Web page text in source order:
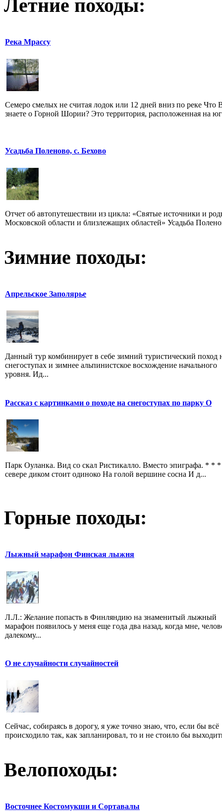
Летние походы:
Река Мрассу
Семеро смелых не считая лодок или 12 дней вниз по реке Что
знаете о Горной Шории? Это территория, расположенная на
Усадьба Поленово, с. Бехово
Отчет об автопутешествии из цикла: «Святые источники и
Московской области и близлежащих областей» Усадьба
Зимние походы:
Апрельское Заполярье
Данный тур комбинирует в себе зимний туристический поход
снегоступах и зимнее альпинистское восхождение начального
уровня. Ид...
Рассказ с картинками о походе на снегоступах по парку О
Парк Оуланка. Вид со скал Ристикалло. Вместо эпиграфа. * *
севере диком стоит одиноко На голой вершине сосна И д...
Горные походы:
Лыжный марафон Финская лыжня
Л.Л.: Желание попасть в Финляндию на знаменитый лыжный
марафон появилось у меня еще года два назад, когда мне,
далекому...
О не случайности случайностей
Сейчас, собираясь в дорогу, я уже точно знаю, что, если бы всё
происходило так, как запланировал, то и не стоило бы
Велопоходы:
Восточнее Костомукши и Сортавалы